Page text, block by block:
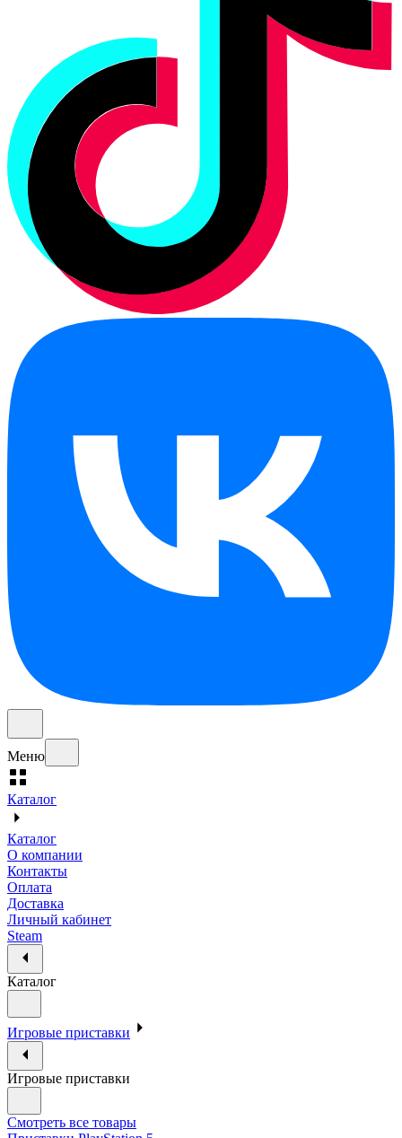
Меню
Каталог
Каталог
О компании
Контакты
Оплата
Доставка
Личный кабинет
Steam
Каталог
Игровые приставки
Игровые приставки
Смотреть все товары